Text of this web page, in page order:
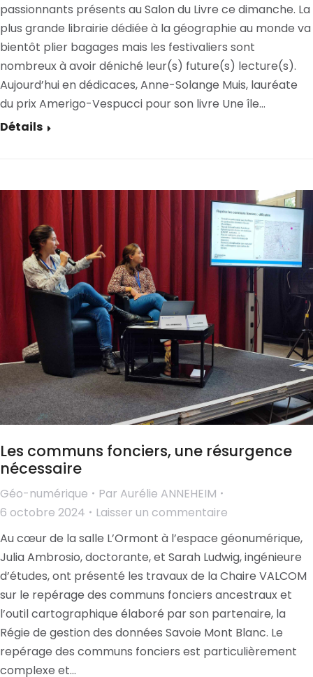
passionnants présents au Salon du Livre ce dimanche. La
plus grande librairie dédiée à la géographie au monde va
bientôt plier bagages mais les festivaliers sont
nombreux à avoir déniché leur(s) future(s) lecture(s).
Aujourd’hui en dédicaces, Anne-Solange Muis, lauréate
du prix Amerigo-Vespucci pour son livre Une île…
Détails
Les communs fonciers, une résurgence
nécessaire
Géo-numérique Par Aurélie ANNEHEIM
6 octobre 2024
Laisser un commentaire
Au cœur de la salle L’Ormont à l’espace géonumérique,
Julia Ambrosio, doctorante, et Sarah Ludwig, ingénieure
d’études, ont présenté les travaux de la Chaire VALCOM
sur le repérage des communs fonciers ancestraux et
l’outil cartographique élaboré par son partenaire, la
Régie de gestion des données Savoie Mont Blanc. Le
repérage des communs fonciers est particulièrement
complexe et…